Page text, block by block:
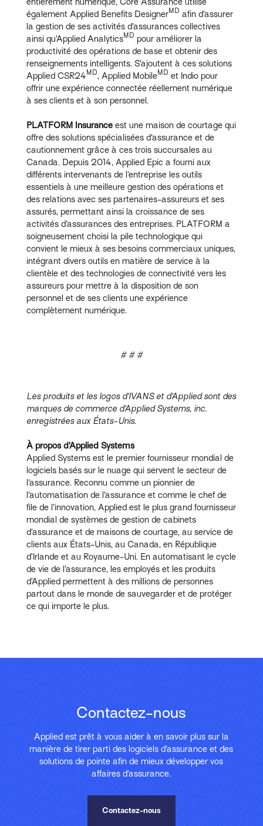
également Applied Benefits DesignerMD afin d’assurer
la gestion de ses activités d’assurances collectives
ainsi qu’Applied AnalyticsMD pour améliorer la
productivité des opérations de base et obtenir des
renseignements intelligents. S’ajoutent à ces solutions
Applied CSR24 MD, Applied MobileMD et Indio pour
offrir une expérience connectée réellement numérique
à ses clients et à son personnel.
PLATFORM Insurance est une maison de courtage qui
offre des solutions spécialisées d’assurance et de
cautionnement grâce à ces trois succursales au
Canada. Depuis 2014, Applied Epic a fourni aux
différents intervenants de l’entreprise les outils
essentiels à une meilleure gestion des opérations et
des relations avec ses partenaires-assureurs et ses
assurés, permettant ainsi la croissance de ses
activités d’assurances des entreprises. PLATFORM a
soigneusement choisi la pile technologique qui
convient le mieux à ses besoins commerciaux uniques,
intégrant divers outils en matière de service à la
clientèle et des technologies de connectivité vers les
assureurs pour mettre à la disposition de son
personnel et de ses clients une expérience
complètement numérique.
# # #
Les produits et les logos d’IVANS et d’Applied sont des
marques de commerce d’Applied Systems, inc.
enregistrées aux États-Unis.
À propos d’Applied Systems
Applied Systems est le premier fournisseur mondial de
logiciels basés sur le nuage qui servent le secteur de
l’assurance. Reconnu comme un pionnier de
l’automatisation de l’assurance et comme le chef de
file de l’innovation, Applied est le plus grand fournisseur
mondial de systèmes de gestion de cabinets
d’assurance et de maisons de courtage, au service de
clients aux États-Unis, au Canada, en République
d’Irlande et au Royaume-Uni. En automatisant le cycle
de vie de l’assurance, les employés et les produits
d’Applied permettent à des millions de personnes
partout dans le monde de sauvegarder et de protéger
ce qui importe le plus.
Contactez-nous
Applied est prêt à vous aider à en savoir plus sur la
manière de tirer parti des logiciels d’assurance et des
solutions de pointe afin de mieux développer vos
affaires d’assurance.
Contactez-nous